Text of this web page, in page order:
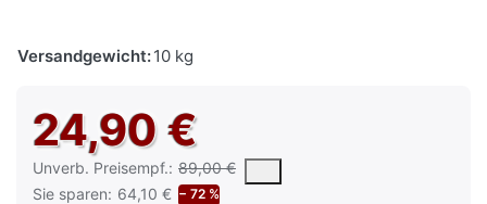
Versandgewicht:10 kg
24,90 €
Unverb. Preisempf.: 89,00 €
Die UVP ist der vorgeschlagene oder empfohlene
Sie sparen: 64,10 € − 72 %